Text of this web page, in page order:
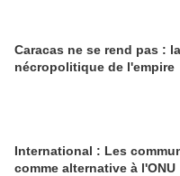
Caracas ne se rend pas :
nécropolitique de l'empire
International : Les
comme alternative à l'ONU